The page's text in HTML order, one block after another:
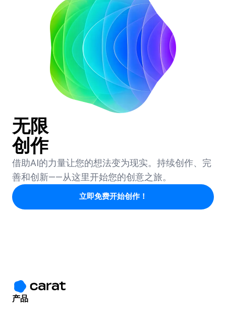
无限
创作
借助AI的力量让您的想法变为现实。持续创作、完
善和创新——从这里开始您的创意之旅。
立即免费开始创作！
产品